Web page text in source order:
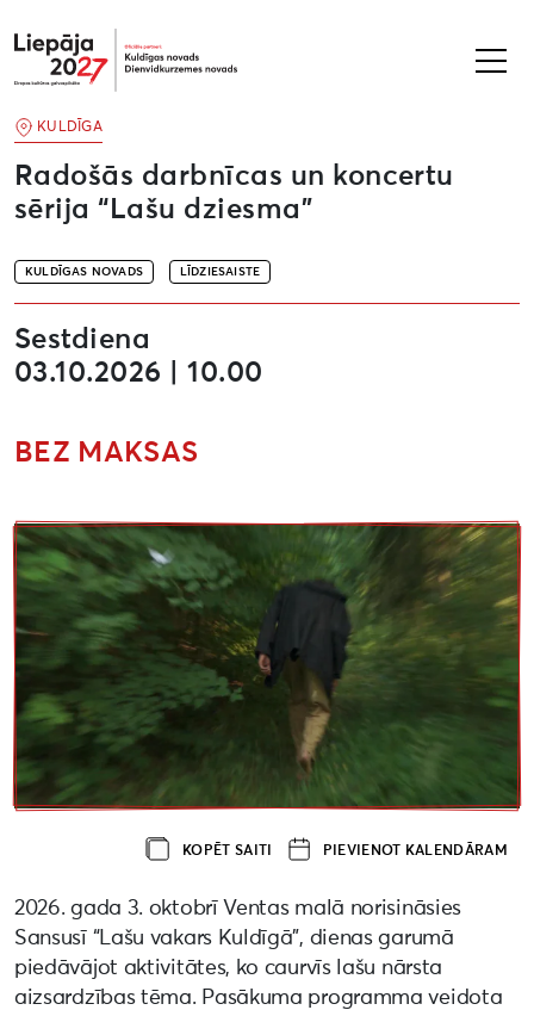
Liepāja2027
KULDĪGAS NOVADS LĪDZIESAISTE
Radošās darbnīcas un koncertu
sērija “Lašu dziesma”
KULDĪGA
Sestdiena
03.10.2026 | 10.00
BEZ MAKSAS
KOPĒT SAITI PIEVIENOT KALENDĀRAM
2026. gada 3. oktobrī Ventas malā norisināsies
Sansusī “Lašu vakars Kuldīgā”, dienas garumā
piedāvājot aktivitātes, ko caurvīs lašu nārsta
aizsardzības tēma. Pasākuma programma veidota